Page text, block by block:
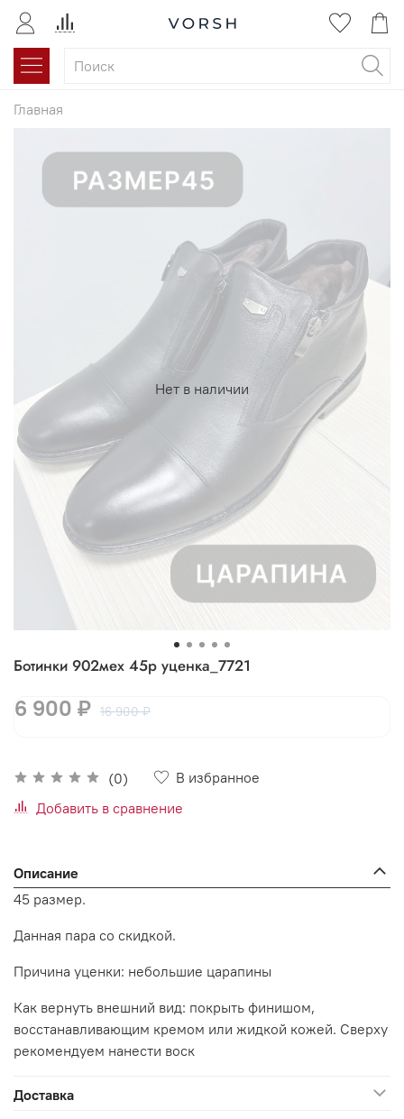
Главная
Нет в наличии
Ботинки 902мех 45р уценка_7721
(0)
В избранное
Добавить в сравнение
6 900 ₽ 16 900 ₽
Описание
45 размер.
Данная пара со скидкой.
Причина уценки: небольшие царапины
Как вернуть внешний вид: покрыть финишом,
восстанавливающим кремом или жидкой кожей. Сверху
рекомендуем нанести воск
Доставка